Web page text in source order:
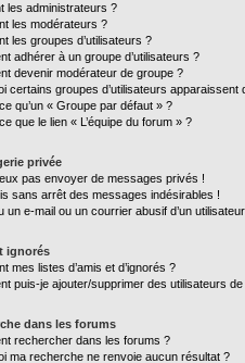
les administrateurs ?
les modérateurs ?
les groupes d’utilisateurs ?
adhérer à un groupe d’utilisateurs ?
devenir modérateur de groupe ?
certains groupes d’utilisateurs
qu’un « Groupe par défaut » ?
que le lien « L’équipe du forum » ?
privée
pas envoyer de messages privés !
sans arrêt des messages indésirables !
un e-mail ou un courrier abusif d’un
ignorés
mes listes d’amis et d’ignorés ?
puis-je ajouter/supprimer des utilisateurs de
dans les forums
rechercher dans les forums ?
ma recherche ne renvoie aucun résultat ?